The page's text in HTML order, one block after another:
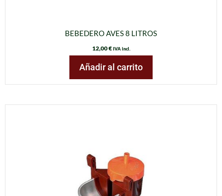
BEBEDERO AVES 8 LITROS
12,00€ IVA incl.
Añadir al carrito